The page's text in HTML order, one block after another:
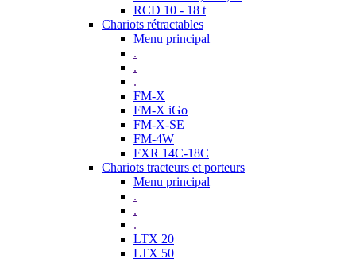
RCD 10 - 18 t
Chariots rétractables
Menu principal
.
.
.
FM-X
FM-X iGo
FM-X-SE
FM-4W
FXR 14C-18C
Chariots tracteurs et porteurs
Menu principal
.
.
.
LTX 20
LTX 50